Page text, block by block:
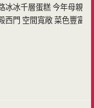
冰冰千層蛋糕 今年母親
西門 空間寬敞 菜色豐富